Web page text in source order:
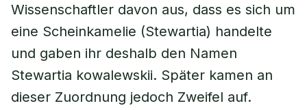
Wissenschaftler davon aus, dass es sich um
eine Scheinkamelie (Stewartia) handelte
und gaben ihr deshalb den Namen
Stewartia kowalewskii. Später kamen an
dieser Zuordnung jedoch Zweifel auf.